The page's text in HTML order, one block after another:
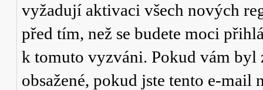
vyžadují aktivaci všech nových
před tím, než se budete moci
k tomuto vyzváni. Pokud vám byl
obsažené, pokud jste tento e-mail